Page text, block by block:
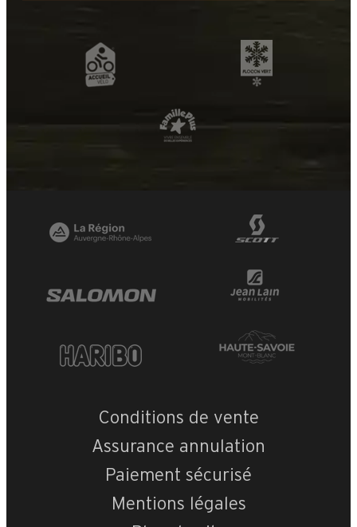
Conditions de vente
Assurance annulation
Paiement sécurisé
Mentions légales